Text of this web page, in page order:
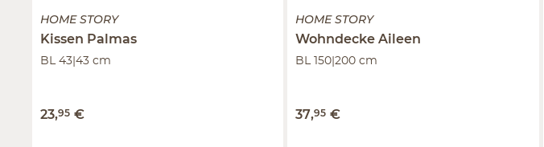
HOME STORY
Kissen Palmas
BL 43|43 cm
23,95 €
HOME STORY
WohndeckeAileen
BL 150|200 cm
37,95 €